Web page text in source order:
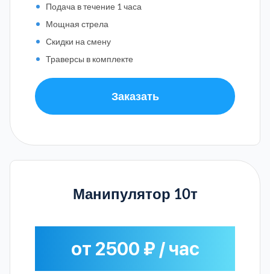
Подача в течение 1 часа
Мощная стрела
Скидки на смену
Траверсы в комплекте
Заказать
Манипулятор 10т
от 2500 ₽ / час